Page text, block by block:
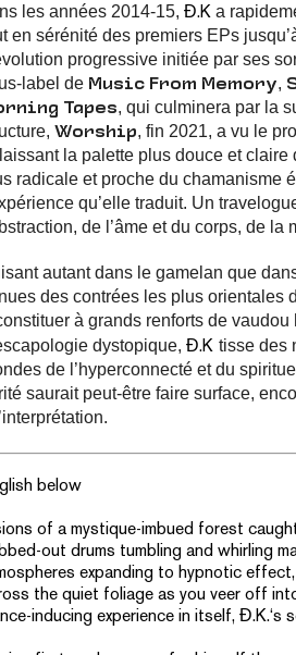
les années 2014-15, Đ.K a
en sérénité des premiers EPs
progressive initiée par ses
label de Music From Memory,
Tapes, qui culminera par la
Worship, fin 2021, a vu le
la palette plus douce et
radicale et proche du chamanisme
qu’elle traduit. Un
de l’âme et du corps, de la
autant dans le gamelan que
des contrées les plus orientales
à grands renforts de
dystopique, Đ.K tisse des
de l’hyperconnecté et du
saurait peut-être faire surface,
below
of a mystique-imbued forest
out drums tumbling and whirling
expanding to hypnotic
the quiet foliage as you veer off
inducing experience in itself,Đ.K.‘s